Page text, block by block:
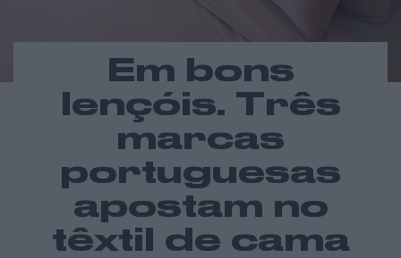
Em bons
lençóis. Três
marcas
portuguesas
apostam no
têxtil de cama